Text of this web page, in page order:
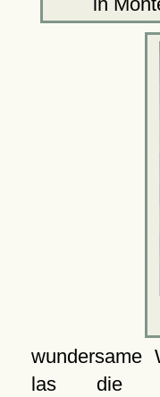
wundersame
las die